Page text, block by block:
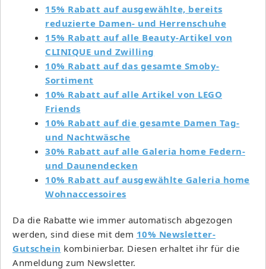
15% Rabatt auf ausgewählte, bereits
reduzierte Damen- und Herrenschuhe
15% Rabatt auf alle Beauty-Artikel von
CLINIQUE und Zwilling
10% Rabatt auf das gesamte Smoby-
Sortiment
10% Rabatt auf alle Artikel von LEGO
Friends
10% Rabatt auf die gesamte Damen Tag-
und Nachtwäsche
30% Rabatt auf alle Galeria home Federn-
und Daunendecken
10% Rabatt auf ausgewählte Galeria home
Wohnaccessoires
Da die Rabatte wie immer automatisch abgezogen
werden, sind diese mit dem 10% Newsletter-
Gutschein kombinierbar. Diesen erhaltet ihr für die
Anmeldung zum Newsletter.